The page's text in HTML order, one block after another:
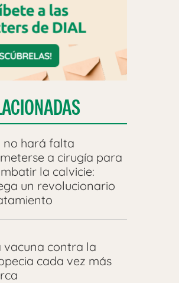
no hará falta
a cirugía para
la calvicie:
un revolucionario
vacuna contra la
cada vez más